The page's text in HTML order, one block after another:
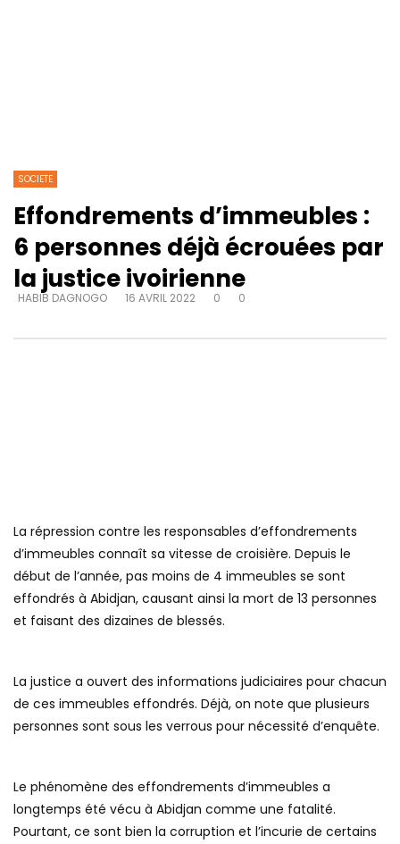
SOCIETE
Effondrements d’immeubles :
6 personnes déjà écrouées par
la justice ivoirienne
HABIB DAGNOGO 16 AVRIL 2022 0 0
La répression contre les responsables d’effondrements
d’immeubles connaît sa vitesse de croisière. Depuis le
début de l’année, pas moins de 4 immeubles se sont
effondrés à Abidjan, causant ainsi la mort de 13 personnes
et faisant des dizaines de blessés.
La justice a ouvert des informations judiciaires pour chacun
de ces immeubles effondrés. Déjà, on note que plusieurs
personnes sont sous les verrous pour nécessité d’enquête.
Le phénomène des effondrements d’immeubles a
longtemps été vécu à Abidjan comme une fatalité.
Pourtant, ce sont bien la corruption et l’incurie de certains